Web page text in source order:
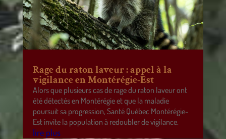
Rage du raton laveur : appel à la
vigilance en Montérégie-Est
Alors que plusieurs cas de rage du raton laveur ont
été détectés en Montérégie et que la maladie
poursuit sa progression, Santé Québec Montérégie-
Est invite la population à redoubler de vigilance.
lire plus